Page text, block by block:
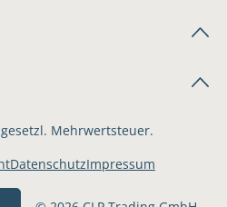
Mehrwertsteuer.
DatenschutzImpressum